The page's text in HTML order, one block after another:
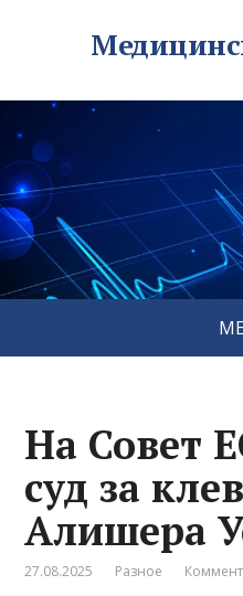
На Совет
суд за
Алишера
27.08.2025 Разное